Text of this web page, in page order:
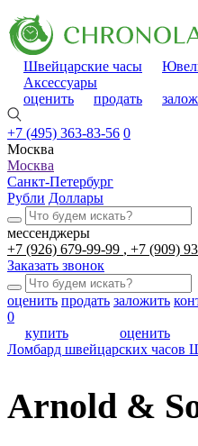
Швейцарские часы
Аксессуары
оценить
продать
+7 (495) 363-83-56 0
Москва
Москва
Санкт-Петербург
Рубли Доллары
мессенджеры
+7 (926) 679-99-99
+7 (909)
Заказать звонок
оценить продать заложить
0
купить
оценить
Ломбард швейцарских часов
Arnold &